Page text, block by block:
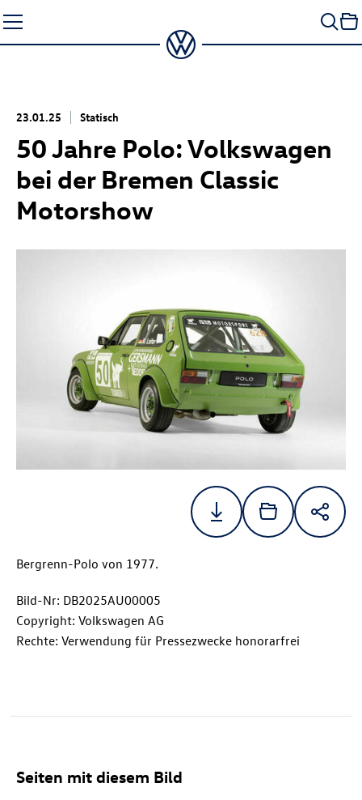
Seiteninhalt
springen
23.01.25 Statisch
50 Jahre Polo: Volkswagen
bei der Bremen Classic
Motorshow
Bergrenn-Polo von 1977.
Bild-Nr: DB2025AU00005
Copyright: Volkswagen AG
Rechte: Verwendung für Pressezwecke honorarfrei
Seiten mit diesem Bild